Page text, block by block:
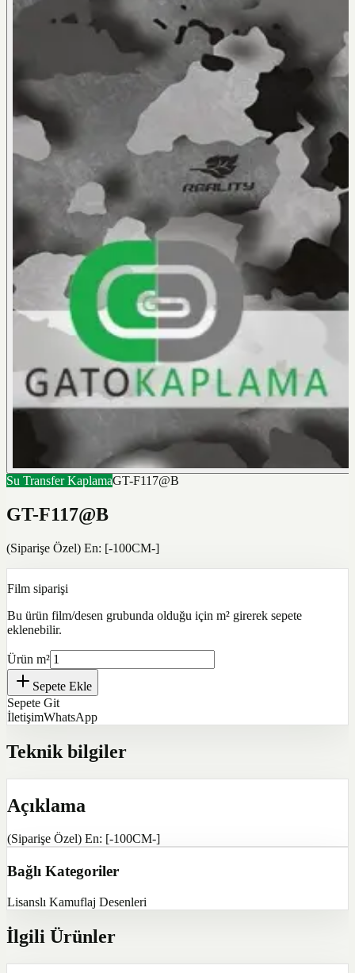
Su Transfer KaplamaGT-F117@B
GT-F117@B
(Siparişe Özel) En: [-100CM-]
Film siparişi
Bu ürün film/desen grubunda olduğu için m² girerek sepete
eklenebilir.
Ürün m²
Sepete Ekle
Sepete Git
İletişimWhatsApp
Teknik bilgiler
Açıklama
(Siparişe Özel) En: [-100CM-]
Bağlı Kategoriler
Lisanslı Kamuflaj Desenleri
İlgili Ürünler